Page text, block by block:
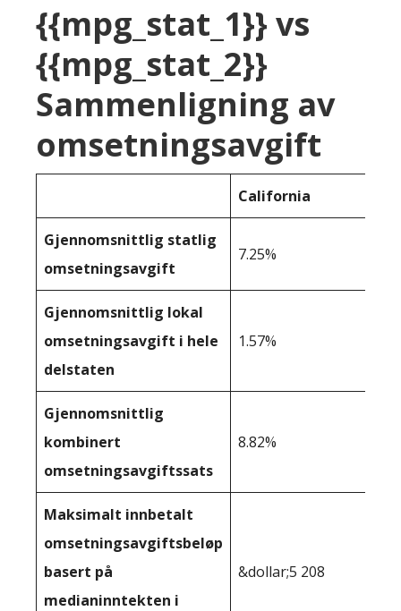
{{mpg_stat_1}} vs
{{mpg_stat_2}}
Sammenligning av
omsetningsavgift
California
Gjennomsnittlig statlig
omsetningsavgift
7.25%
Gjennomsnittlig lokal
omsetningsavgift i hele
delstaten
1.57%
Gjennomsnittlig
kombinert
omsetningsavgiftssats
8.82%
Maksimalt innbetalt
omsetningsavgiftsbeløp
basert på
medianinntekten i
&dollar;5 208